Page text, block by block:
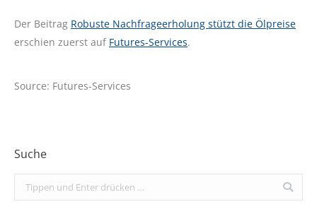
Der Beitrag Robuste Nachfrageerholung stützt die Ölpreise
erschien zuerst auf Futures-Services.
Source: Futures-Services
Suche
Search: